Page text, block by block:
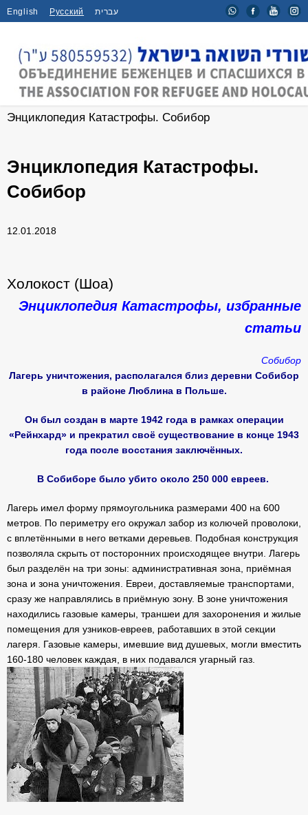
English Русский עברית
Главная / Новости /
Энциклопедия Катастрофы. Собибор
Энциклопедия Катастрофы.
Собибор
12.01.2018
Холокост (Шоа)
Энциклопедия Катастрофы, избранные
статьи
Собибор
Лагерь уничтожения, располагался близ деревни Собибор
в районе Люблина в Польше.
Он был создан в марте 1942 года в рамках операции
«Рейнхард» и прекратил своё существование в конце 1943
года после восстания заключённых.
В Собиборе было убито около 250 000 евреев.
Лагерь имел форму прямоугольника размерами 400 на 600
метров. По периметру его окружал забор из колючей проволоки,
с вплетёнными в него ветками деревьев. Подобная конструкция
позволяла скрыть от посторонних происходящее внутри. Лагерь
был разделён на три зоны: административная зона, приёмная
зона и зона уничтожения. Евреи, доставляемые транспортами,
сразу же направлялись в приёмную зону. В зоне уничтожения
находились газовые камеры, траншеи для захоронения и жилые
помещения для узников-евреев, работавших в этой секции
лагеря. Газовые камеры, имевшие вид душевых, могли вместить
160-180 человек каждая, в них подавался угарный газ.